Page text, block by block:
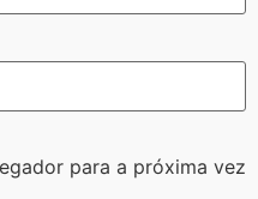
para a próxima vez